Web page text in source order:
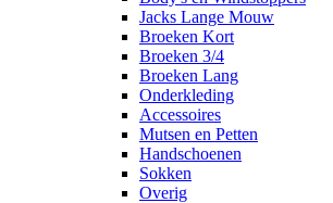
Jacks Lange Mouw
Broeken Kort
Broeken 3/4
Broeken Lang
Onderkleding
Accessoires
Mutsen en Petten
Handschoenen
Sokken
Overig